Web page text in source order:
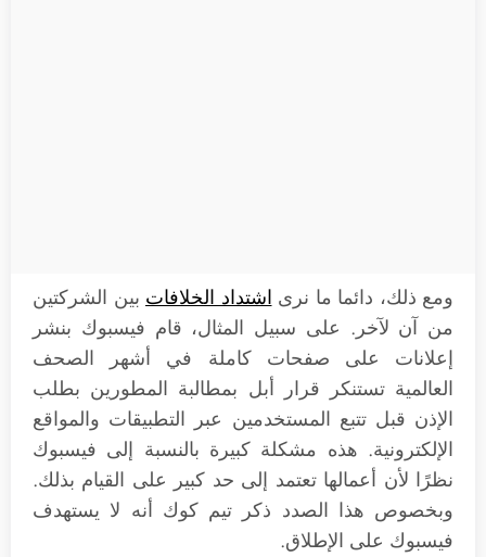
ومع ذلك، دائما ما نرىاشتداد الخلافات بين الشركتين
من آن لآخر. على سبيل المثال، قام فيسبوك بنشر
إعلانات على صفحات كاملة في أشهر الصحف
العالمية تستنكر قرار أبل بمطالبة المطورين بطلب
الإذن قبل تتبع المستخدمين عبر التطبيقات والمواقع
الإلكترونية. هذه مشكلة كبيرة بالنسبة إلى فيسبوك
نظرًا لأن أعمالها تعتمد إلى حد كبير على القيام بذلك.
وبخصوص هذا الصدد ذكر تيم كوك أنه لا يستهدف
فيسبوك على الإطلاق.